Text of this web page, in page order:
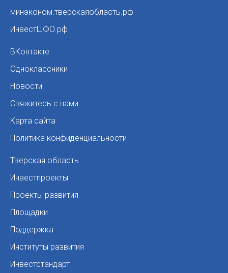
минэконом.тверскаяобласть.рф
ИнвестЦФО.рф
ВКонтакте
Одноклассники
Новости
Свяжитесь с нами
Карта сайта
Политика конфиденциальности
Тверская область
Инвестпроекты
Проекты развития
Площадки
Поддержка
Институты развития
Инвестстандарт